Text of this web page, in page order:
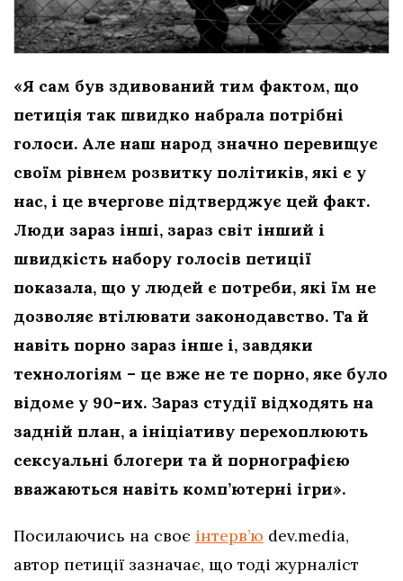
«Я сам був здивований тим фактом, що
петиція так швидко набрала потрібні
голоси. Але наш народ значно перевищує
своїм рівнем розвитку політиків, які є у
нас, і це вчергове підтверджує цей факт.
Люди зараз інші, зараз світ інший і
швидкість набору голосів петиції
показала, що у людей є потреби, які їм не
дозволяє втілювати законодавство. Та й
навіть порно зараз інше і, завдяки
технологіям – це вже не те порно, яке було
відоме у 90-их. Зараз студії відходять на
задній план, а ініціативу перехоплюють
сексуальні блогери та й порнографією
вважаються навіть комп’ютерні ігри».
Посилаючись на своє інтерв’ю dev.media,
автор петиції зазначає, що тоді журналіст